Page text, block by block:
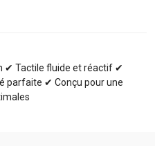
✔ Tactile fluide et réactif ✔
parfaite ✔ Conçu pour une